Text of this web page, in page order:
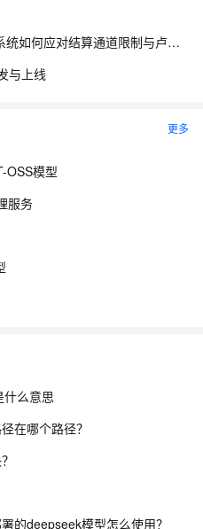
当你的客户在俄罗斯：跨境支付系统如何应对结算通道限制与卢布波动的双重挑战
与上线
更多
OSS模型
服务
么意思
在哪个路径？
的deepseek模型怎么使用？